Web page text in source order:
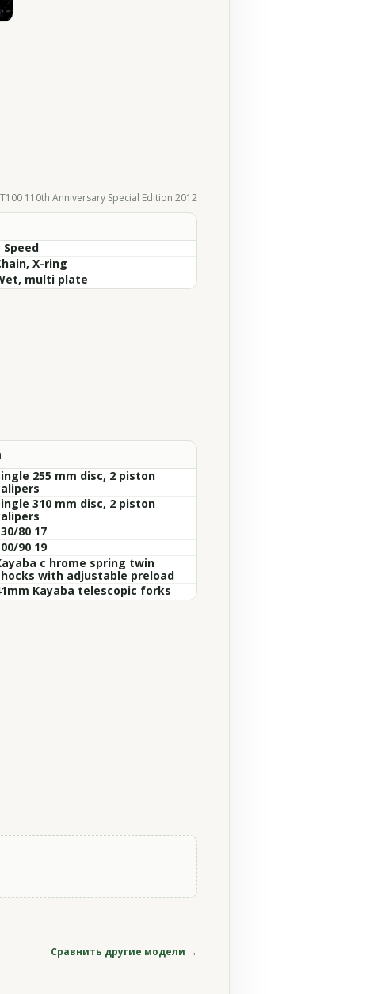
110th Anniversary Special Edition 2012
Speed
X-ring
multi plate
255 mm disc, 2 piston
310 mm disc, 2 piston
80 17
90 19
c hrome spring twin
with adjustable preload
Kayaba telescopic forks
Сравнить другие модели →